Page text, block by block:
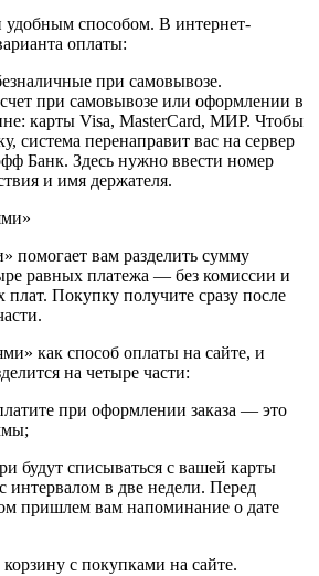
удобным способом. В интернет-
оплаты:
при самовывозе.
при самовывозе или оформлении в
карты Visa, MasterCard, МИР. Чтобы
система перенаправит вас на сервер
Банк. Здесь нужно ввести номер
и имя держателя.
помогает вам разделить сумму
равных платежа — без комиссии и
плат. Покупку получите сразу после
как способ оплаты на сайте, и
на четыре части:
при оформлении заказа — это
будут списываться с вашей карты
интервалом в две недели. Перед
пришлем вам напоминание о дате
с покупками на сайте.